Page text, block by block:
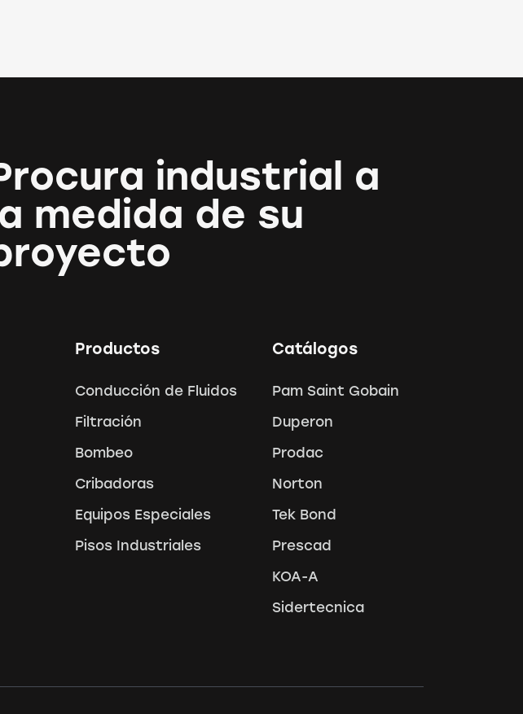
industrial a
medida de su
Productos
Conducción de Fluidos
Filtración
Bombeo
Cribadoras
Equipos Especiales
Pisos Industriales
Catálogos
Pam Saint Gobain
Duperon
Prodac
Norton
Tek Bond
Prescad
KOA-A
Sidertecnica